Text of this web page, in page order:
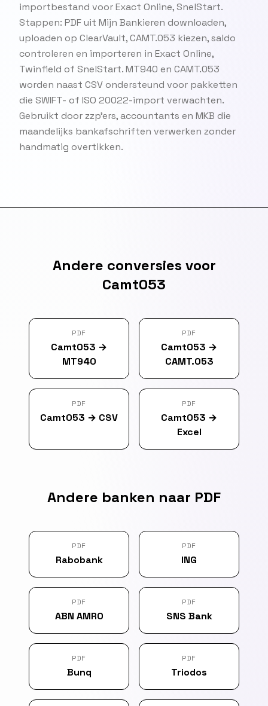
importbestand voor Exact Online, SnelStart.
Stappen: PDF uit Mijn Bankieren downloaden,
uploaden op ClearVault, CAMT.053 kiezen, saldo
controleren en importeren in Exact Online,
Twinfield of SnelStart. MT940 en CAMT.053
worden naast CSV ondersteund voor pakketten
die SWIFT- of ISO 20022-import verwachten.
Gebruikt door zzp'ers, accountants en MKB die
maandelijks bankafschriften verwerken zonder
handmatig overtikken.
Andere conversies voor
Camt053
PDF
Camt053 →
MT940
PDF
Camt053 →
CAMT.053
PDF
Camt053 → CSV
PDF
Camt053 →
Excel
Andere banken naar PDF
PDF
Rabobank
PDF
ING
PDF
ABN AMRO
PDF
SNS Bank
PDF
Bunq
PDF
Triodos